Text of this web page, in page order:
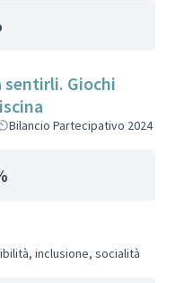
sentirli. Giochi
Bilancio Partecipativo 2024
inclusione, socialità